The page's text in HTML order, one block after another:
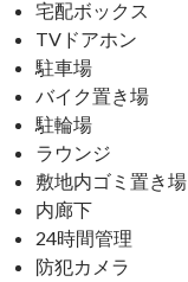
宅配ボックス
TVドアホン
駐車場
バイク置き場
駐輪場
ラウンジ
敷地内ゴミ置き場
内廊下
24時間管理
防犯カメラ